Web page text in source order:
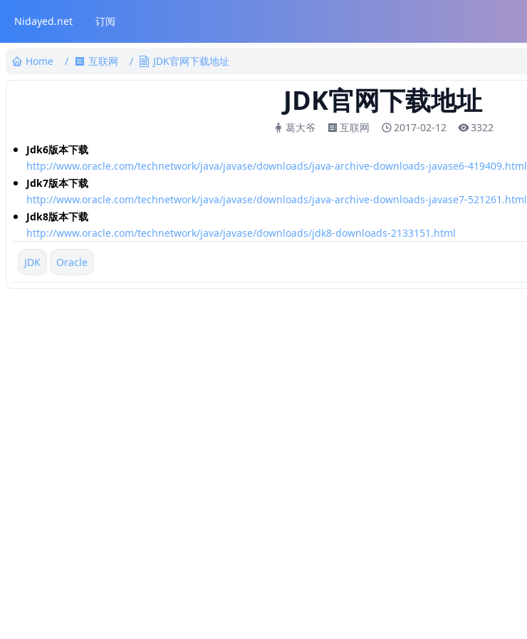
Nidayed.net 订阅
Home / 互联网 / JDK官网下载地址
JDK官网下载地址
葛大爷 互联网 2017-02-12
3322
Jdk6版本下载
http://www.oracle.com/technetwork/java/javase/downloads/java-archive-downloads-javase6-419409.html
Jdk7版本下载
http://www.oracle.com/technetwork/java/javase/downloads/java-archive-downloads-javase7-521261.html
Jdk8版本下载
http://www.oracle.com/technetwork/java/javase/downloads/jdk8-downloads-2133151.html
JDK Oracle